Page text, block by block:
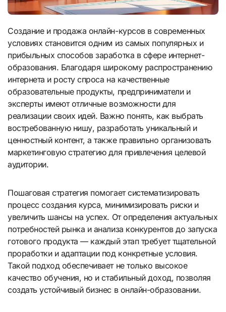
Создание и продажа онлайн-курсов в современных
условиях становится одним из самых популярных и
прибыльных способов заработка в сфере интернет-
образования. Благодаря широкому распространению
интернета и росту спроса на качественные
образовательные продукты, предприниматели и
эксперты имеют отличные возможности для
реализации своих идей. Важно понять, как выбрать
востребованную нишу, разработать уникальный и
ценностный контент, а также правильно организовать
маркетинговую стратегию для привлечения целевой
аудитории.
Пошаговая стратегия помогает систематизировать
процесс создания курса, минимизировать риски и
увеличить шансы на успех. От определения актуальных
потребностей рынка и анализа конкурентов до запуска
готового продукта — каждый этап требует тщательной
проработки и адаптации под конкретные условия.
Такой подход обеспечивает не только высокое
качество обучения, но и стабильный доход, позволяя
создать устойчивый бизнес в онлайн-образовании.